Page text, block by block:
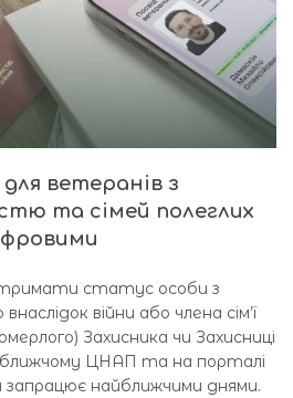
ветеранів з
та сімей полеглих
статус особи з
внаслідок війни або члена сім’ї
Захисника чи Захисниці
ЦНАП та на порталі
запрацює найближчими днями.